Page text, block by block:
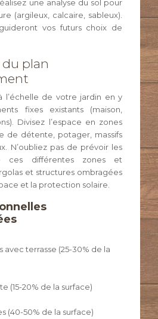
une analyse du sol pour
(argileux, calcaire, sableux).
vos futurs choix de
plan
l’échelle de votre jardin en y
fixes existants (maison,
Divisez l’espace en zones
de détente, potager, massifs
N’oubliez pas de prévoir les
ces différentes zones et
et structures ombragées
et la protection solaire.
avec terrasse (25-30% de la
(15-20% de la surface)
(40-50% de la surface)